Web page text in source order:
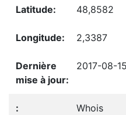
48,8582
2,3387
2017-08-15
Whois